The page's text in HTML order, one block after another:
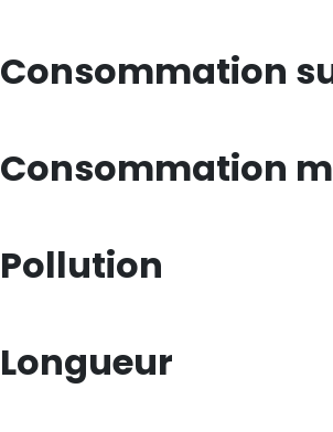
Consommation
Consommation
Pollution
Longueur